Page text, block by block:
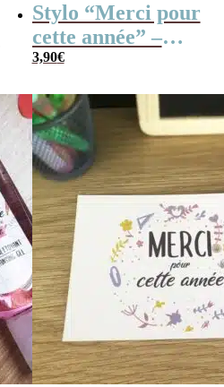
Stylo “Merci pour
cette année” –
Cadeau maîtresse
3,90€